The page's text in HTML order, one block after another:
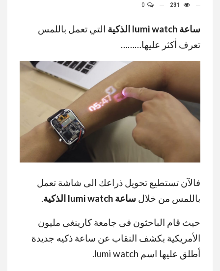
231
ساعة lumi watch الذكية
التي تعمل باللمس
تعرف أكثر عليها………
فالآن تستطيع تحويل ذراعك الى شاشة تعمل
باللمس من خلال ساعة lumi watch الذكية
حيث قام الباحثون فى جامعة كارينغى مليون
الأمريكية بكشف النقاب عن ساعة ذكيه جديدة
أطلق عليها اسم lumi watch.